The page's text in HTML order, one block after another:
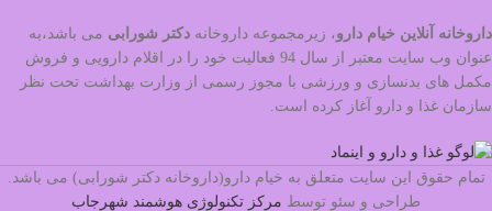
داروخانه آنلاین خیام دارو، زیرمجموعه داروخانه دکتر شورابی می باشد،به
عنوان وب سایت معتبر از سال 94 فعالیت خود را در اقلام دارویی و فروش
مکمل های بدنسازی و ورزشی با مجوز رسمی از وزارت بهداشت تحت نظر
سازمان غذا و دارو آغاز کرده است.
تمام حقوق این سایت متعلق به خیام دارو(داروخانه دکتر شورابی) می باشد.
طراحی و سئو توسط مرکز تکنولوژی هوشمند شهرجاب